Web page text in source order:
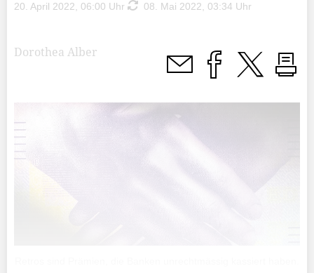
20. April 2022, 06:00 Uhr 08. Mai 2022, 03:34 Uhr
Dorothea Alber